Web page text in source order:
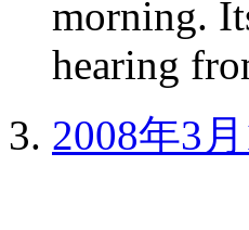
morning.
hearing
2008年3